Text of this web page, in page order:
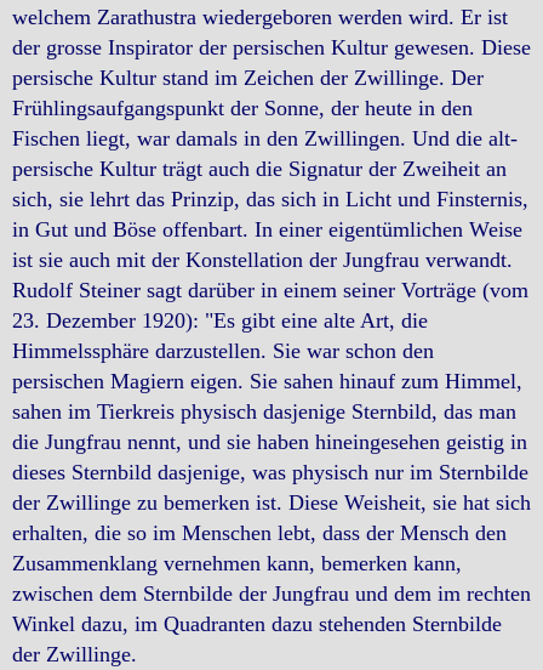
welchem Zarathustra wiedergeboren werden wird. Er ist
der grosse Inspirator der persischen Kultur gewesen. Diese
persische Kultur stand im Zeichen der Zwillinge. Der
Frühlingsaufgangspunkt der Sonne, der heute in den
Fischen liegt, war damals in den Zwillingen. Und die alt-
persische Kultur trägt auch die Signatur der Zweiheit an
sich, sie lehrt das Prinzip, das sich in Licht und Finsternis,
in Gut und Böse offenbart. In einer eigentümlichen Weise
ist sie auch mit der Konstellation der Jungfrau verwandt.
Rudolf Steiner sagt darüber in einem seiner Vorträge (vom
23. Dezember 1920): "Es gibt eine alte Art, die
Himmelssphäre darzustellen. Sie war schon den
persischen Magiern eigen. Sie sahen hinauf zum Himmel,
sahen im Tierkreis physisch dasjenige Sternbild, das man
die Jungfrau nennt, und sie haben hineingesehen geistig in
dieses Sternbild dasjenige, was physisch nur im Sternbilde
der Zwillinge zu bemerken ist. Diese Weisheit, sie hat sich
erhalten, die so im Menschen lebt, dass der Mensch den
Zusammenklang vernehmen kann, bemerken kann,
zwischen dem Sternbilde der Jungfrau und dem im rechten
Winkel dazu, im Quadranten dazu stehenden Sternbilde
der Zwillinge.